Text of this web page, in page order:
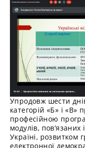
Упродовж шести
категорій «Б» і
професійною
модулів,
Україні, розвитком
електронної